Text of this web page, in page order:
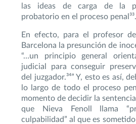
las ideas de carga de la
probatorio en el proceso penal³³.
En efecto, para el profesor
Barcelona la presunción de
“…un principio general
judicial para conseguir
del juzgador.³⁴” Y, esto es así,
lo largo de todo el proceso
momento de decidir la
que Nieva Fenoll llama
culpabilidad” al que es